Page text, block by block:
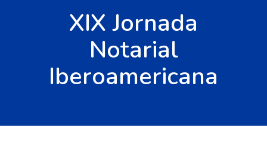
XIX Jornada
Notarial
Iberoamericana